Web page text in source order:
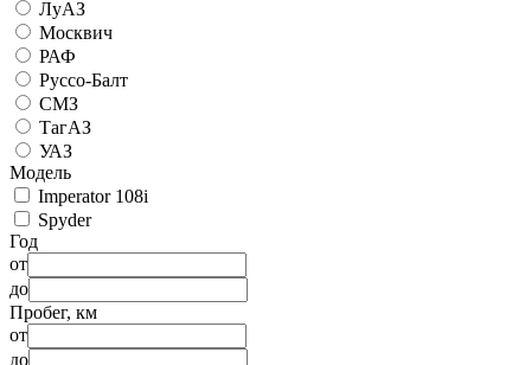
ЛуАЗ
Москвич
РАФ
Руссо-Балт
СМЗ
ТагАЗ
УАЗ
Модель
Imperator 108i
Spyder
Год
от
до
Пробег, км
от
до